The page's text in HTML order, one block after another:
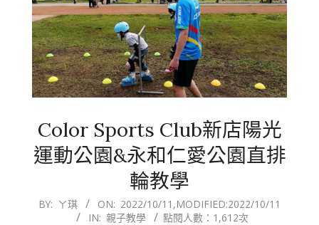
Color Sports Club新店陽光
運動公園&永和仁愛公園直排
輪教學
2022-
BY: ㄚ琪 ON: 2022/10/11 ,MODIFIED:2022/10/11
IN: 親子教學 點閱人數：1,612次